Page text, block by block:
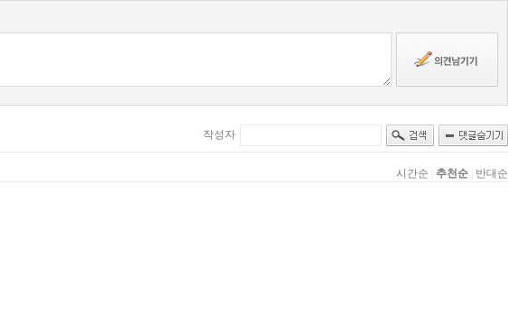
작성자
시간순 추천순 반대순